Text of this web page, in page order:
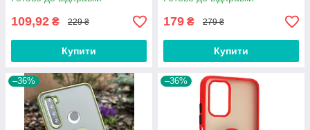
109,92 ₴ 229 ₴
Купити
179 ₴ 279 ₴
Купити
–36% –36%